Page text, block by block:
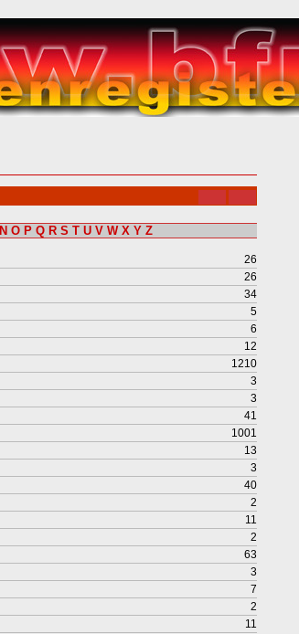
N O P Q R S T U V W X Y Z
26
26
34
5
6
12
1210
3
3
41
1001
13
3
40
2
11
2
63
3
7
2
11